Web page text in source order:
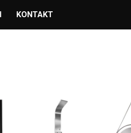
KONTAKT